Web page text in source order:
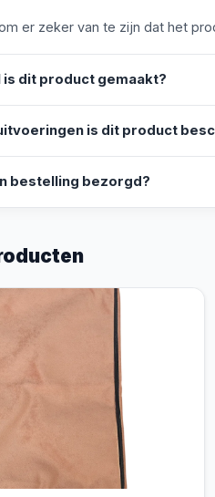
er zeker van te zijn dat het
is dit product gemaakt?
is dit product
bestelling bezorgd?